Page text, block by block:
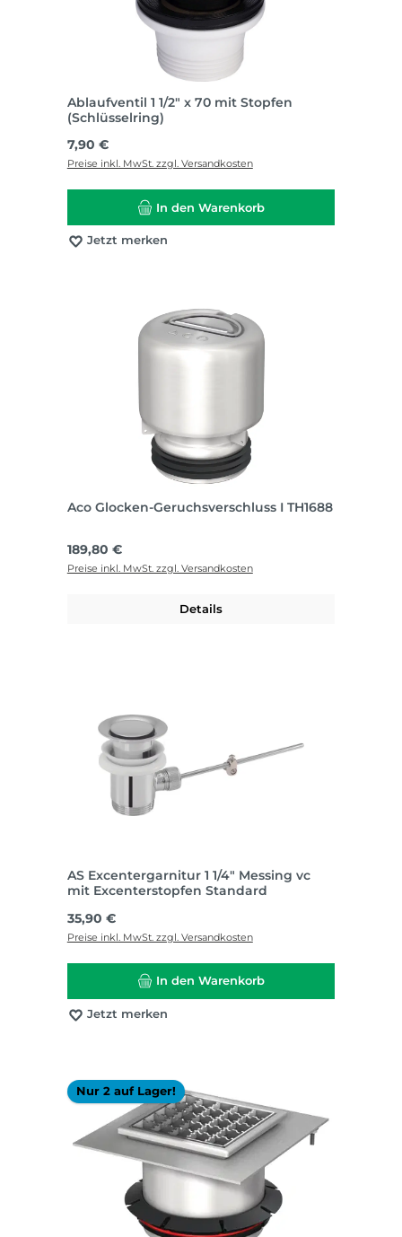
Ablaufventil 1 1/2" x 70 mit Stopfen
(Schlüsselring)
Regulärer Preis:
7,90 €
Preise inkl. MwSt. zzgl. Versandkosten
In den Warenkorb
Jetzt merken
Aco Glocken-Geruchsverschluss I TH1688
Regulärer Preis:
189,80 €
Preise inkl. MwSt. zzgl. Versandkosten
Details
AS Excentergarnitur 1 1/4" Messing vc
mit Excenterstopfen Standard
Regulärer Preis:
35,90 €
Preise inkl. MwSt. zzgl. Versandkosten
In den Warenkorb
Jetzt merken
Nur 2 auf Lager!